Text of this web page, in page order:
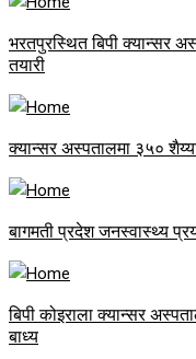
भरतपुरस्थित बिपी क्यान्सर
तयारी
क्यान्सर अस्पतालमा ३५०
बागमती प्रदेश जनस्वास्थ्य
बिपी कोइराला क्यान्सर
बाध्य